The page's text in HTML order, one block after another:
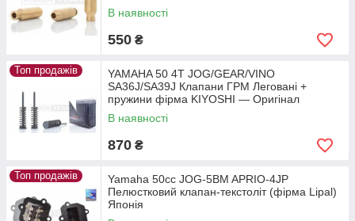
В наявності
550 ₴
Топ продажів
YAMAHA 50 4T JOG/GEAR/VINO
SA36J/SA39J Клапани ГРМ Леговані +
пружини фірма KIYOSHI — Оригінал
Тайвань
В наявності
870 ₴
Топ продажів
Yamaha 50cc JOG-5BM APRIO-4JP
Пелюстковий клапан-текстоліт (фірма Lipal)
Японія